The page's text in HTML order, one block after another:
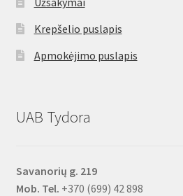
Krepšelio puslapis
Apmokėjimo puslapis
UAB Tydora
Savanorių g. 219
Mob. Tel. +370 (699) 42 898